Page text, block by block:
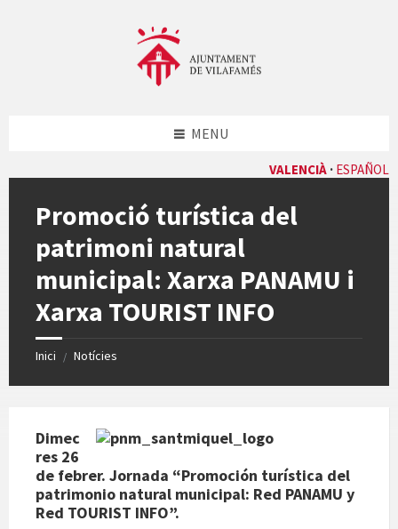
VALENCIÀ ESPAÑOL
MENU
Promoció turística del
patrimoni natural
municipal: Xarxa PANAMU i
Xarxa TOURIST INFO
Inici / Notícies
Dimec
res 26
de febrer. Jornada “Promoción turística del
patrimonio natural municipal: Red PANAMU y
Red TOURIST INFO”.